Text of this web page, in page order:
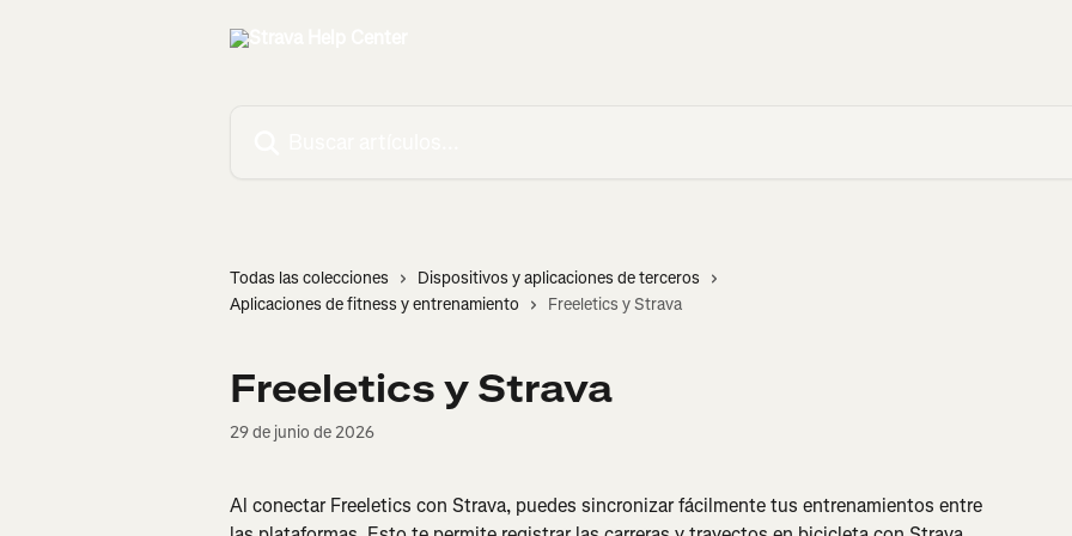
Todas las colecciones
Dispositivos y aplicaciones de terceros
Aplicaciones de fitness y entrenamiento
Freeletics y Strava
Freeletics y Strava
29 de junio de 2026
Al conectar Freeletics con Strava, puedes sincronizar fácilmente tus entrenamientos entre